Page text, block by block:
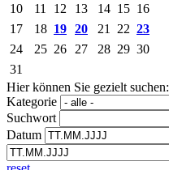
10
11 12 13 14 15 16
17
18 19 20 21 22 23
24
25 26 27 28 29 30
31
Hier können Sie gezielt suchen:
Kategorie
Suchwort
Datum